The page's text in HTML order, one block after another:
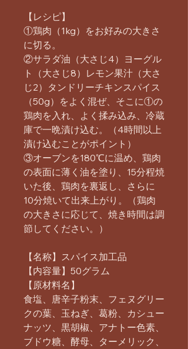
【レシピ】
①鶏肉（1kg）をお好みの大きさ
に切る。
②サラダ油（大さじ4）ヨーグル
ト（大さじ8）レモン果汁（大さ
じ2）タンドリーチキンスパイス
（50g）をよく混ぜ、そこに①の
鶏肉を入れ、よく揉み込み、冷蔵
庫で一晩漬け込む。（4時間以上
漬け込むことがポイント）
③オーブンを180℃に温め、鶏肉
の表面に薄く油を塗り、15分程焼
いた後、鶏肉を裏返し、さらに
10分焼いて出来上がり。（鶏肉
の大きさに応じて、焼き時間は調
節してください。）
【名称】スパイス加工品
【内容量】50グラム
【原材料名】
食塩、唐辛子粉末、フェヌグリー
クの葉、玉ねぎ、葛粉、カシュー
ナッツ、黒胡椒、アナトー色素、
ブドウ糖、酵母、ターメリック、